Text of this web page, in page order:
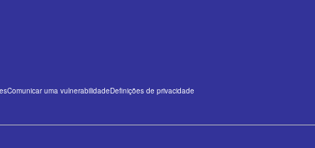
Comunicar uma vulnerabilidadeDefinições de privacidade